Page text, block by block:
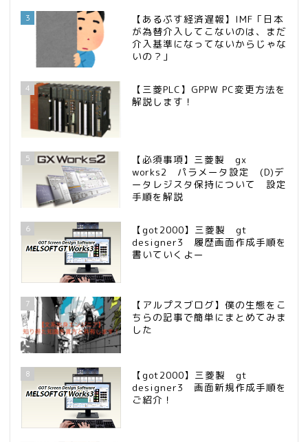
3
【あるぷす経済遅報】IMF「日本
が為替介入してこないのは、まだ
介入基準になってないからじゃな
いの？」
4
【三菱PLC】GPPW PC変更方法を
解説します！
5
【必須事項】三菱製 gx
works2 パラメータ設定 (D)デ
ータレジスタ保持について 設定
手順を解説
6
【got2000】三菱製 gt
designer3 履歴画面作成手順を
書いていくよー
7
【アルプスブログ】僕の生態をこ
ちらの記事で簡単にまとめてみま
した
8
【got2000】三菱製 gt
designer3 画面新規作成手順を
ご紹介！